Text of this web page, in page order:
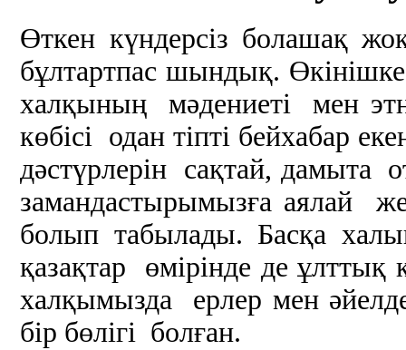
Өткен күндерсіз болашақ
бұлтартпас шындық.
халқының мәдениеті мен
көбісі одан тіпті бейхабар
дәстүрлерін сақтай, дамыта
замандастырымызға аялай
болып табылады. Басқа
қазақтар өмірінде де
халқымызда ерлер мен
бір бөлігі болған.